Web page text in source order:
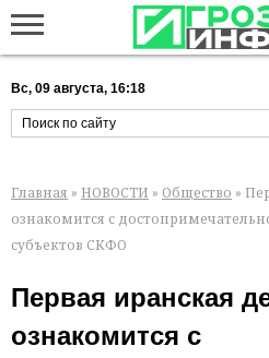
Вс, 09 августа, 16:18
Главная » НОВОСТИ » Общество »
ознакомится с
субъектов СКФО
Первая иранская
ознакомится с